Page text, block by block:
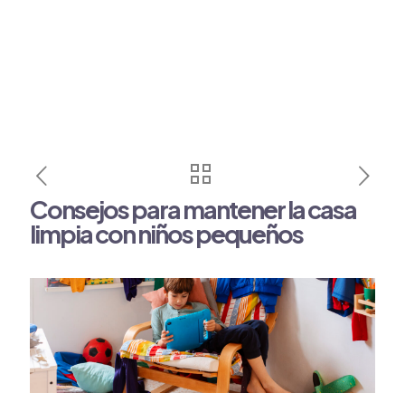
Consejos para mantener la casa
limpia con niños pequeños